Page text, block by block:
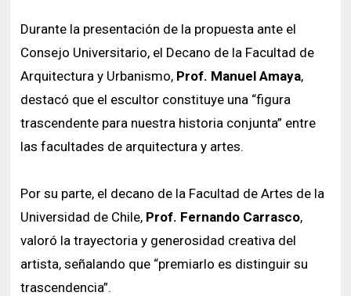
Durante la presentación de la propuesta ante el
Consejo Universitario, el Decano de la Facultad de
Arquitectura y Urbanismo, Prof. Manuel Amaya,
destacó que el escultor constituye una “figura
trascendente para nuestra historia conjunta” entre
las facultades de arquitectura y artes.
Por su parte, el decano de la Facultad de Artes de la
Universidad de Chile, Prof. Fernando Carrasco,
valoró la trayectoria y generosidad creativa del
artista, señalando que “premiarlo es distinguir su
trascendencia”.